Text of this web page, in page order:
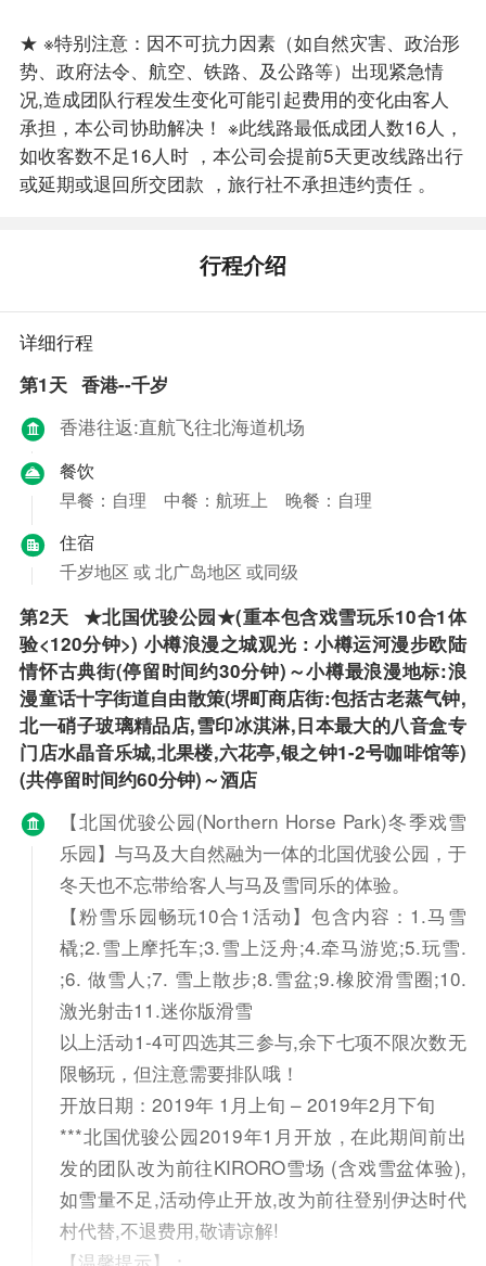
★ ※特别注意：因不可抗力因素（如自然灾害、政治形
势、政府法令、航空、铁路、及公路等）出现紧急情
况,造成团队行程发生变化可能引起费用的变化由客人
承担，本公司协助解决！ ※此线路最低成团人数16人，
如收客数不足16人时 ，本公司会提前5天更改线路出行
或延期或退回所交团款 ，旅行社不承担违约责任 。
行程介绍
详细行程
第1天 香港--千岁
香港往返:直航飞往北海道机场
餐饮
早餐：自理
中餐：航班上
晚餐：自理
住宿
千岁地区 或 北广岛地区 或同级
第2天 ★北国优骏公园★(重本包含戏雪玩乐10合1体
验<120分钟>) 小樽浪漫之城观光 : 小樽运河漫步欧陆
情怀古典街(停留时间约30分钟)～小樽最浪漫地标:浪
漫童话十字街道自由散策(堺町商店街:包括古老蒸气钟,
北一硝子玻璃精品店,雪印冰淇淋,日本最大的八音盒专
门店水晶音乐城,北果楼,六花亭,银之钟1-2号咖啡馆等)
(共停留时间约60分钟)～酒店
【北国优骏公园(Northern Horse Park)冬季戏雪
乐园】与马及大自然融为一体的北国优骏公园，于
冬天也不忘带给客人与马及雪同乐的体验。
【粉雪乐园畅玩10合1活动】包含内容：1.马雪
橇;2.雪上摩托车;3.雪上泛舟;4.牵马游览;5.玩雪.
;6. 做雪人;7. 雪上散步;8.雪盆;9.橡胶滑雪圈;10.
激光射击11.迷你版滑雪
以上活动1-4可四选其三参与,余下七项不限次数无
限畅玩，但注意需要排队哦！
开放日期：2019年 1月上旬 – 2019年2月下旬
***北国优骏公园2019年1月开放 , 在此期间前出
发的团队改为前往KIRORO雪场 (含戏雪盆体验),
如雪量不足,活动停止开放,改为前往登别伊达时代
村代替,不退费用,敬请谅解!